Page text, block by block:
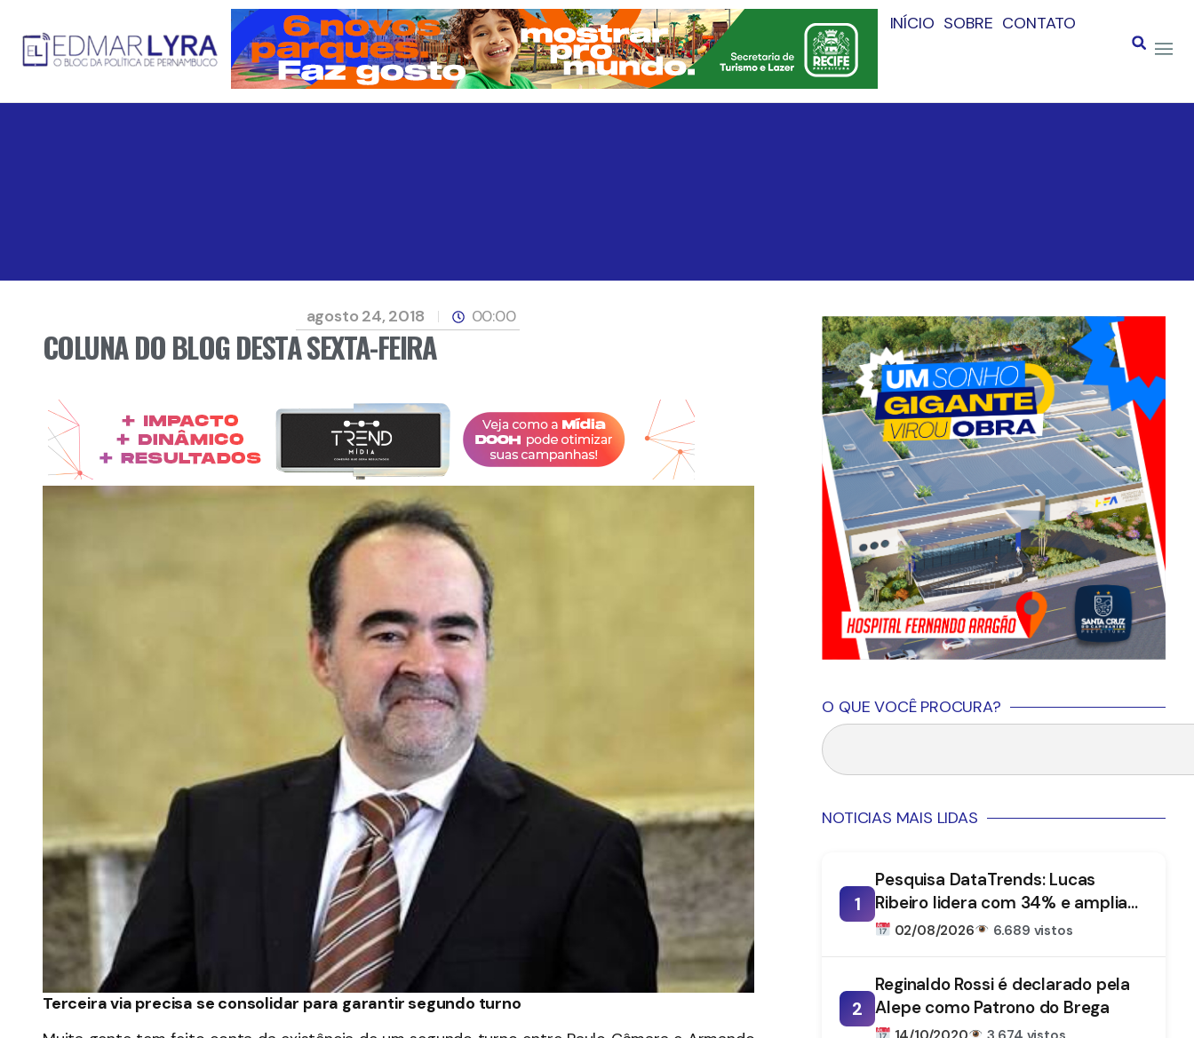
INÍCIO SOBRE CONTATO
agosto 24, 2018 00:00
COLUNA DO BLOG DESTA SEXTA-FEIRA
Terceira via precisa se consolidar para garantir segundo turno
O QUE VOCÊ PROCURA?
NOTICIAS MAIS LIDAS
1
Pesquisa DataTrends: Lucas
Ribeiro lidera com 34% e amplia
vantagem na disputa pelo
02/08/2026 6.689 vistos
2
Reginaldo Rossi é declarado pela
Alepe como Patrono do Brega